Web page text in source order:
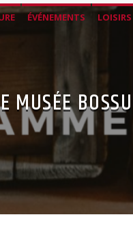
ÉVÉNEMENTS LOISIRS
MUSÉE